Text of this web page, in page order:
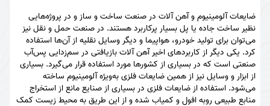
ضایعات آلومینیوم و آهن آلات در صنعت ساخت‌ و‌ ساز و در پروژه‌هایی
نظیر ساخت جاده یا پل بسیار پرکاربرد هستند. در صنعت حمل و نقل نیز
می‌توان برای تولید خودرو، هواپیما و دیگر وسایل نقلیه از آن‌ها استفاده
کرد. یکی دیگر از کاربردهای اخیر آهن آلات بازیافتی در سم‌زدایی پس‌آب
صنعتی است که در بسیاری از کشورها مورد استفاده قرار می‌گیرد. بسیاری
از ابزار و وسایل نیز از همین ضایعات فلزی به‌ویژه آلومینیوم ساخته
می‌شود. استفاده از ضایعات فلزی در بسیاری از صنایع مانع از استخراج
منابع طبیعی روبه افول و کمیاب شده و از این طریق به محیط‌ زیست کمک